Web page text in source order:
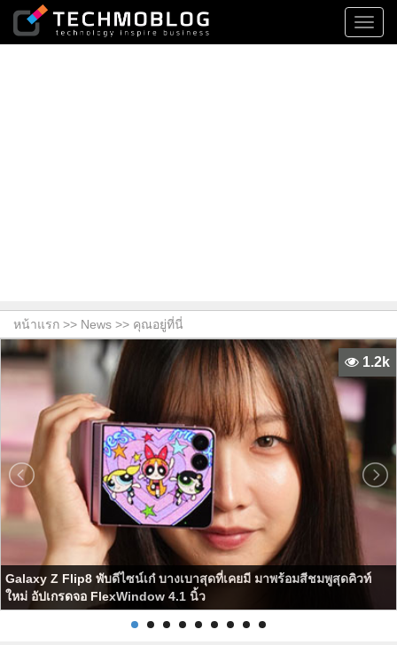
หน้าแรก >> News >> คุณอยู่ที่นี่
Galaxy Z Flip8 พับดีไซน์เก๋ บางเบาสุดที่เคยมี มาพร้อมสีชมพูสุดคิวท์
ใหม่ อัปเกรดจอ FlexWindow 4.1 นิ้ว
1.2k